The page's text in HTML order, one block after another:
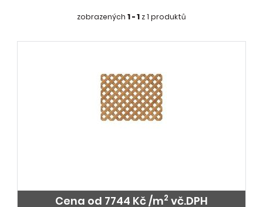
zobrazených 1 - 1 z 1 produktů
Cena od 7744 Kč /m2 vč.DPH